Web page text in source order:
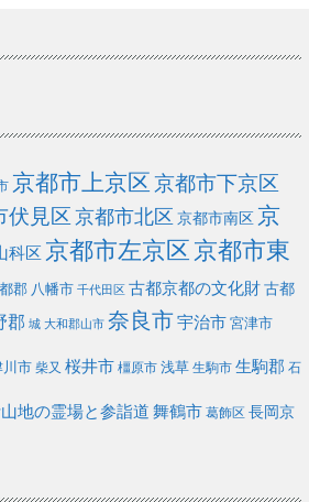
京都市上京区京都市下京区
伏見区京都市北区 京都市南区 京
科区 京都市左京区京都市東
郡 八幡市 千代田区 古都京都の文化財古都
郡 城 大和郡山市 奈良市宇治市 宮津市
川市 柴又 桜井市 橿原市 浅草 生駒市 生駒郡 石
地の霊場と参詣道 舞鶴市 葛飾区 長岡京